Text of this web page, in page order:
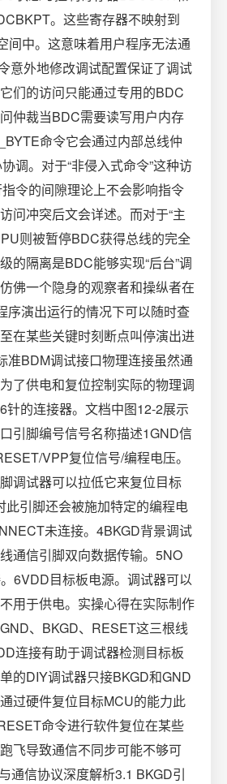
。这些寄存器不映射到
间中。这意味着用户程序无法通
意外地修改调试配置保证了调试
们的访问只能通过专用的BDC
仲裁当BDC需要读写用户内存
命令它会通过内部总线仲
调。对于“非侵入式命令”这种访
令的间隙理论上不会影响指令
问冲突后文会详述。而对于“主
则被暂停BDC获得总线的完全
的隔离是BDC能够实现“后台”调
佛一个隐身的观察者和操纵者在
序演出运行的情况下可以随时查
在某些关键时刻断点叫停演出进
准BDM调试接口物理连接虽然通
了供电和复位控制实际的物理调
针的连接器。文档中图12-2展示
引脚编号信号名称描述1GND信
VPP复位信号/编程电压。
调试器可以拉低它来复位目标
此引脚还会被施加特定的编程电
未连接。4BKGD背景调试
通信引脚双向数据传输。5NO
6VDD目标板电源。调试器可以
用于供电。实操心得在实际制作
、BKGD、RESET这三根线
连接有助于调试器检测目标板
的DIY调试器只接BKGD和GND
过硬件复位目标MCU的能力此
命令进行软件复位在某些
飞导致通信不同步可能不够可
通信协议深度解析3.1 BKGD引